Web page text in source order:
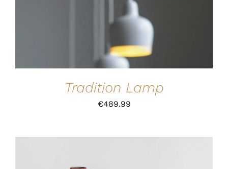
Tradition Lamp
€489.99